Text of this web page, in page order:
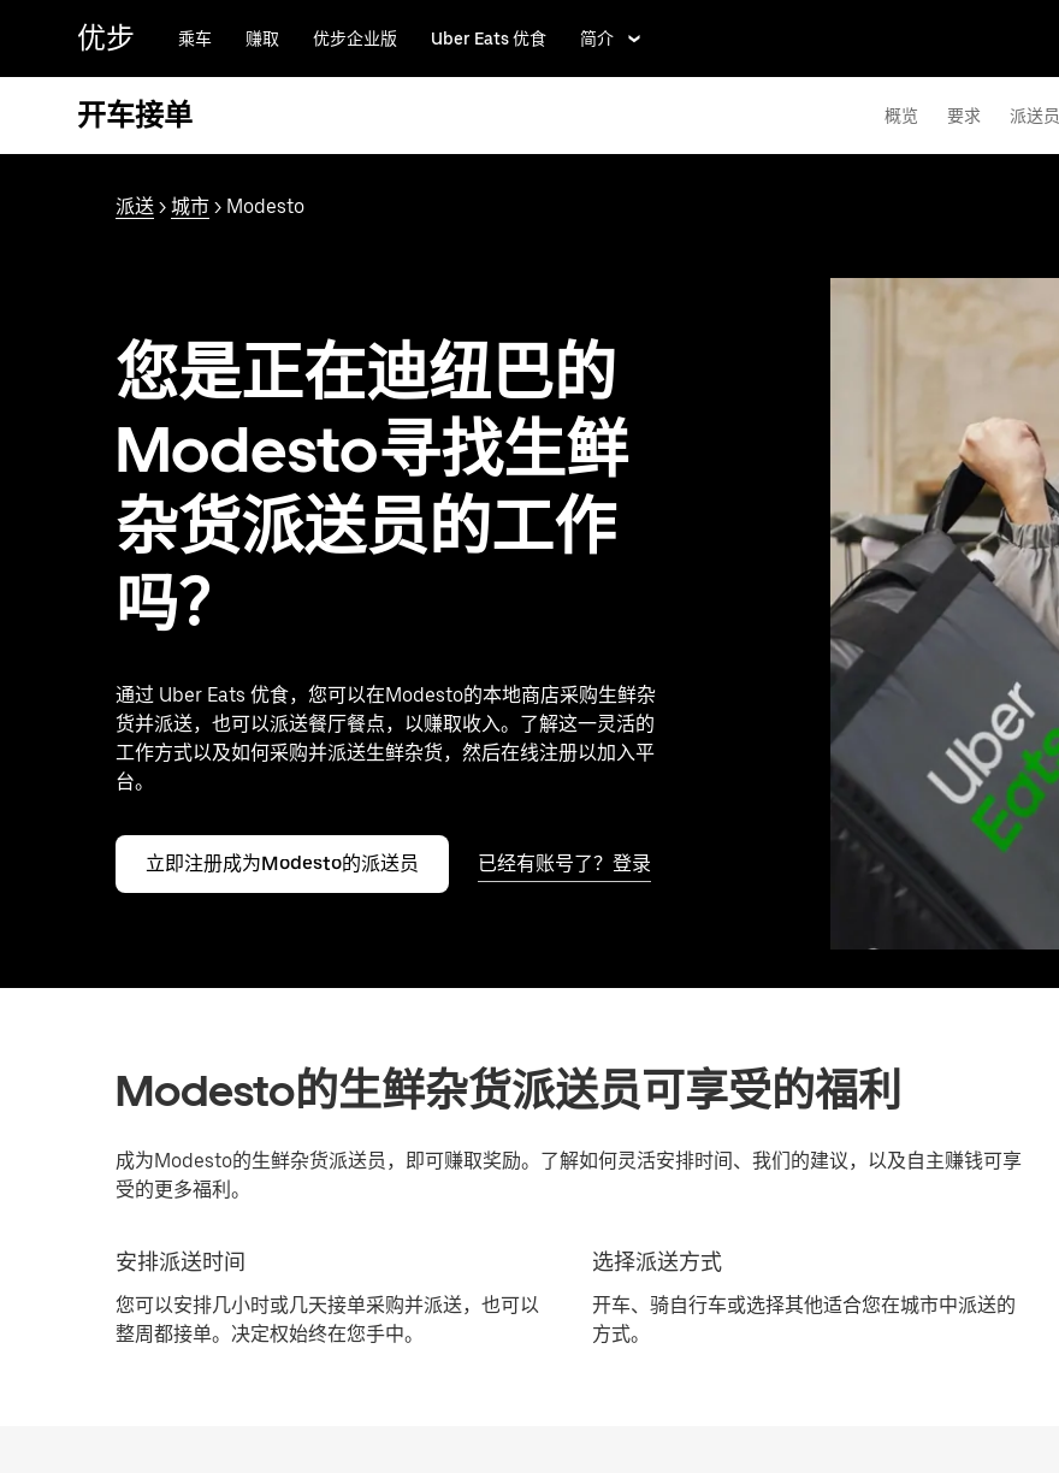
容
优步 乘车 赚取 优步企业版 Uber Eats 优食 简介
开车接单 概览 要求 派送员
派送 > 城市 > Modesto
您是正在迪纽巴的
Modesto寻找生鲜
杂货派送员的工作
吗？
通过 Uber Eats 优食，您可以在Modesto的本地商店采购生鲜杂
货并派送，也可以派送餐厅餐点，以赚取收入。了解这一灵活的
工作方式以及如何采购并派送生鲜杂货，然后在线注册以加入平
台。
立即注册成为Modesto的派送员 已经有账号了？登录
Modesto的生鲜杂货派送员可享受的福利
成为Modesto的生鲜杂货派送员，即可赚取奖励。了解如何灵活安排时间、我们的建议，以及自主赚钱可享
受的更多福利。
安排派送时间
您可以安排几小时或几天接单采购并派送，也可以
整周都接单。决定权始终在您手中。
选择派送方式
开车、骑自行车或选择其他适合您在城市中派送的
方式。